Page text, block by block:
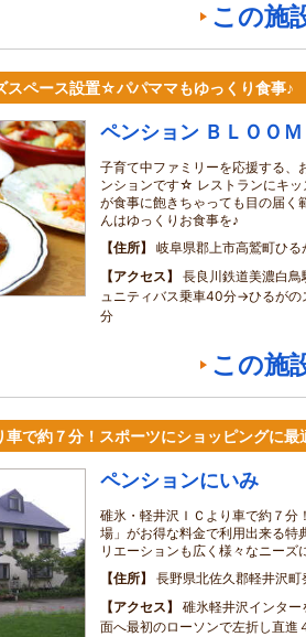
この施
ペース設置☆パパママもゆっくり食事♪
ペンション ＢＬＯＯＭ
子育て中ファミリーを応援する、
ンションです☆ レストランにキッ
が食事に飽きちゃっても目の届く
んはゆっくりお食事を♪
住所
岐阜県郡上市高鷲町ひ
アクセス
長良川鉄道美濃白
ュニティバス乗車40分→ひるがの
分
この施
車で約７分！スポーツにショッピングに最
ペンションにいみ
碓氷・軽井沢ＩＣより車で約７分
場」がお得な料金で利用出来る特
リエーションも広く様々なニーズ
住所
長野県北佐久郡軽井沢町
アクセス
碓氷軽井沢インタ
面へ最初のローソンで左折し直進